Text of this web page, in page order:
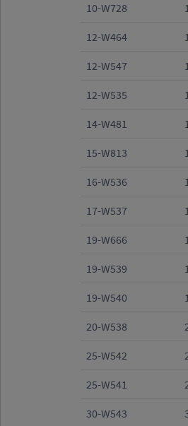
10-W728
12-W464
12-W547
12-W535
14-W481
15-W813
16-W536
17-W537
19-W666
19-W539
19-W540
20-W538
25-W542
25-W541
30-W543